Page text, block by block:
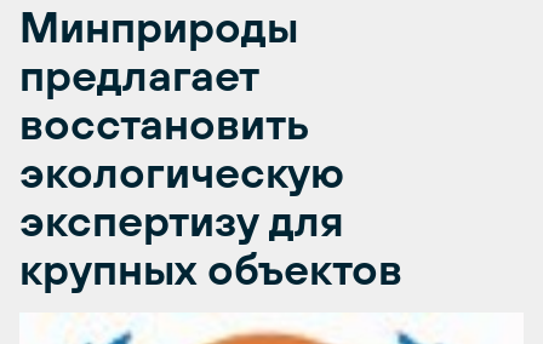
Минприроды
предлагает
восстановить
экологическую
экспертизу для
крупных объектов